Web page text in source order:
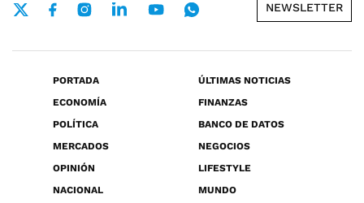
NEWSLETTER
PORTADA
ÚLTIMAS NOTICIAS
ECONOMÍA
FINANZAS
POLÍTICA
BANCO DE DATOS
MERCADOS
NEGOCIOS
OPINIÓN
LIFESTYLE
NACIONAL
MUNDO